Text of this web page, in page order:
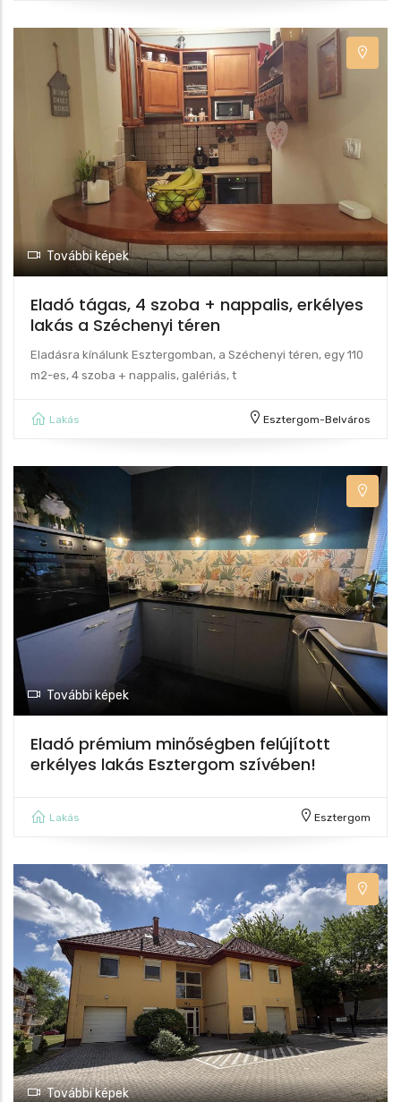
További képek
Eladó tágas, 4 szoba + nappalis, erkélyes
lakás a Széchenyi téren
Eladásra kínálunk Esztergomban, a Széchenyi téren, egy 110
m2-es, 4 szoba + nappalis, galériás, t
Lakás Esztergom-Belváros
További képek
Eladó prémium minőségben felújított
erkélyes lakás Esztergom szívében!
Lakás Esztergom
További képek